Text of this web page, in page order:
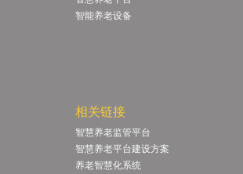
智能养老设备
相关链接
智慧养老监管平台
智慧养老平台建设方案
养老智慧化系统